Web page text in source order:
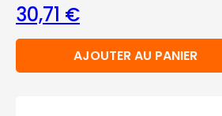
30,71 €
AJOUTER AU PANIER